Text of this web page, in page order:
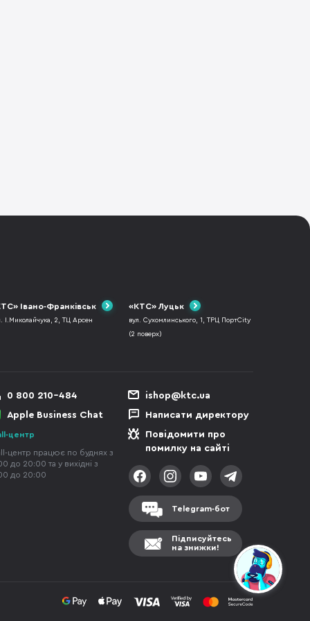
Івано-Франківськ
І.Миколайчука, 2, ТЦ Арсен
«КТС» Луцьк
вул. Сухомлинського, 1, ТРЦ ПортCity
(2 поверх)
0 800 210-484
Apple Business Chat
центр
центр працює по буднях з
до 20:00 та у вихідні з
до 20:00
ishop@ktc.ua
Написати директору
Повідомити про
помилку на сайті
Telegram-бот
Підписуйтесь
на знижки!